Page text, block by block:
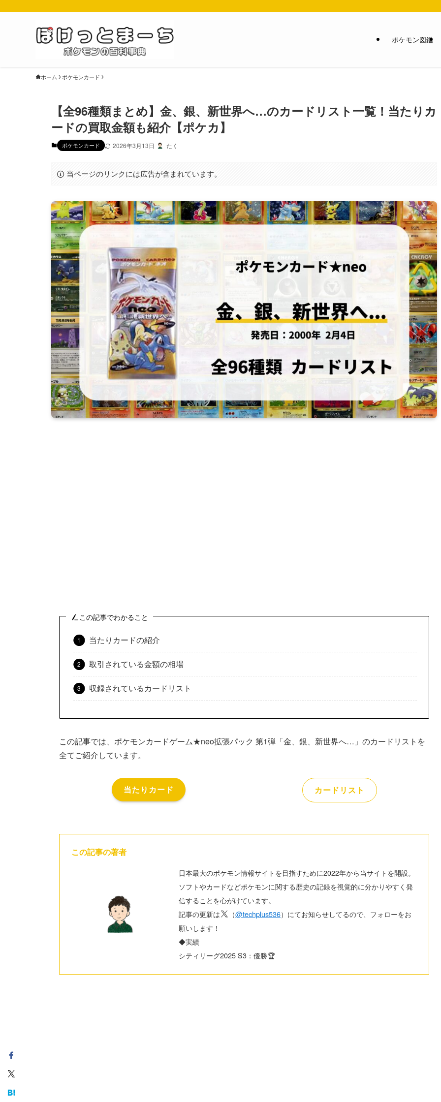
ポケモン図鑑
ホーム ポケモンカード
【全96種類まとめ】金、銀、新世界へ…のカードリスト一覧！当たりカ
ードの買取金額も紹介【ポケカ】
ポケモンカード 2026年3月13日 たく
当ページのリンクには広告が含まれています。
この記事でわかること
当たりカードの紹介
取引されている金額の相場
収録されているカードリスト
この記事では、ポケモンカードゲーム★neo拡張パック 第1弾「金、銀、新世界へ…」のカードリストを
全てご紹介しています。
当たりカード カードリスト
この記事の著者
日本最大のポケモン情報サイトを目指すために2022年から当サイトを開設。
ソフトやカードなどポケモンに関する歴史の記録を視覚的に分かりやすく発
信することを心がけています。
記事の更新は
（@techplus536）にてお知らせしてるので、フォローをお
願いします！
◆実績
シティリーグ2025 S3：優勝🏆